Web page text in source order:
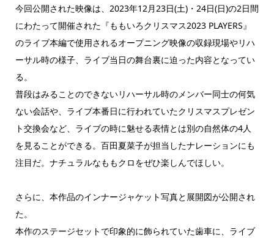
今回公開された映像は、2023年12月23日(土)・24日(日)の2日間
にわたって開催された『ももいろクリスマス2023 PLAYERS』
のライブ本編で使用されるオープニング映像の収録現場やリハ
ーサル時の様子、ライブ当日の舞台裏に迫った内容となってい
る。
普段はみることのできないリハーサル時のメンバー同士の何気
ない会話や、ライブ本番日に行われていたクリスマスプレゼン
ト交換会など、ライブの時に魅せる表情とは別の自然体の4人
を見ることができる。百田夏菜子が担当したナレーションにも
注目だ。ナチュラルなももクロをぜひ楽しんでほしい。
さらに、本作品のインナージャケット写真と展開図が公開され
た。
本作のステージセットで印象的に飾られていた歯車に、ライブ